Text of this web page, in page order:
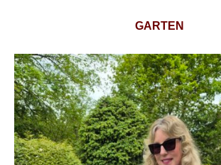
GARTEN